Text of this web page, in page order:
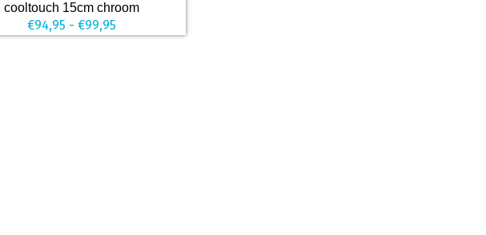
cooltouch 15cm chroom
€94,95 - €99,95